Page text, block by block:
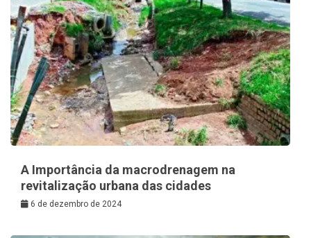
A Importância da macrodrenagem na
revitalização urbana das cidades
6 de dezembro de 2024